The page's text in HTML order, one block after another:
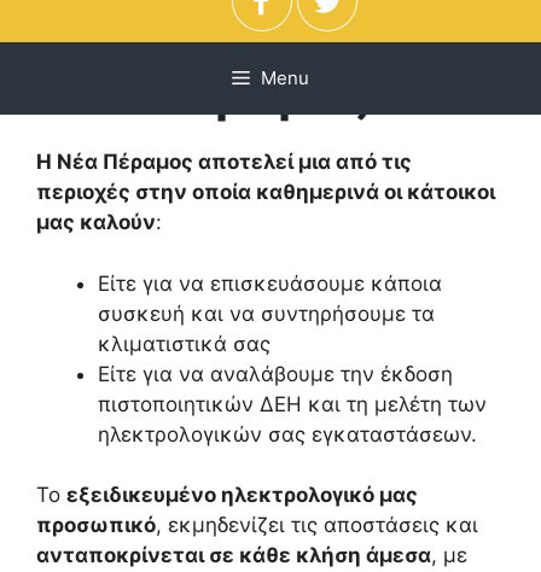
Menu
Ηλεκτρολόγος
Νέα Πέραμος
Η Νέα Πέραμος αποτελεί μια από τις
περιοχές στην οποία καθημερινά οι κάτοικοι
μας καλούν:
Είτε για να επισκευάσουμε κάποια
συσκευή και να συντηρήσουμε τα
κλιματιστικά σας
Είτε για να αναλάβουμε την έκδοση
πιστοποιητικών ΔΕΗ και τη μελέτη των
ηλεκτρολογικών σας εγκαταστάσεων.
Το εξειδικευμένο ηλεκτρολογικό μας
προσωπικό, εκμηδενίζει τις αποστάσεις και
ανταποκρίνεται σε κάθε κλήση άμεσα, με